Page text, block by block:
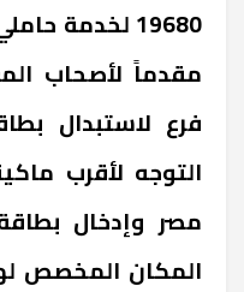
19680 لخدمة
مقدماً لأصحاب
فرع لاستبدال
التوجه لأقرب
مصر وإدخال
المكان المخصص